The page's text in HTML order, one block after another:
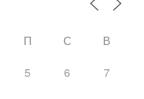
П С В
5 6 7